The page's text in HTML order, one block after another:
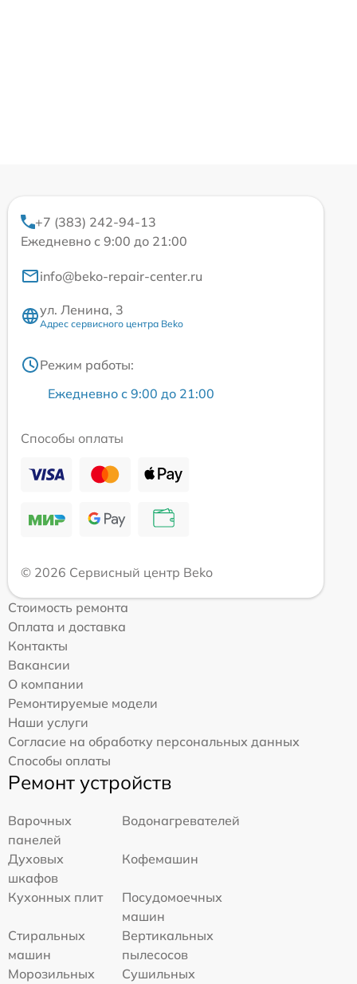
+7 (383) 242-94-13
Ежедневно с 9:00 до 21:00
info@beko-repair-center.ru
ул. Ленина, 3
Адрес сервисного центра Beko
Режим работы:
Ежедневно с 9:00 до 21:00
Способы оплаты
© 2026 Сервисный центр Beko
Стоимость ремонта
Оплата и доставка
Контакты
Вакансии
О компании
Ремонтируемые модели
Наши услуги
Согласие на обработку персональных данных
Способы оплаты
Ремонт устройств
Варочных
панелей
Водонагревателей
Духовых
шкафов
Кофемашин
Кухонных плит
Посудомоечных
машин
Стиральных
машин
Вертикальных
пылесосов
Морозильных
Сушильных